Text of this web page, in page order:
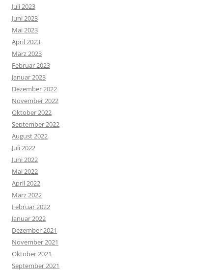
Juli 2023
Juni 2023
Mai 2023
April 2023
März 2023
Februar 2023
Januar 2023
Dezember 2022
November 2022
Oktober 2022
September 2022
August 2022
Juli 2022
Juni 2022
Mai 2022
April 2022
März 2022
Februar 2022
Januar 2022
Dezember 2021
November 2021
Oktober 2021
September 2021